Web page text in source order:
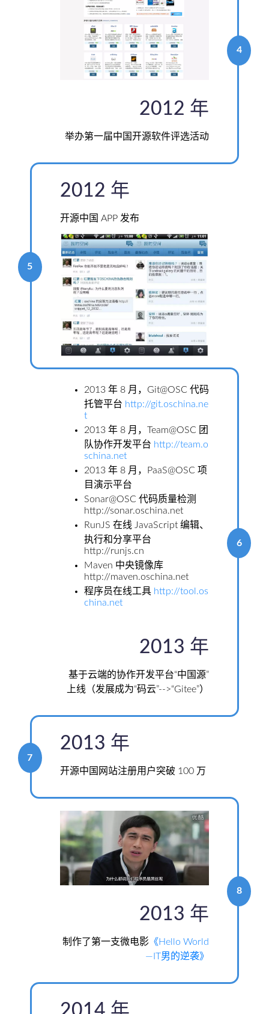
2012 年
举办第一届中国开源软件评选活动
4
5
2012 年
开源中国 APP 发布
2013 年 8 月，Git@OSC 代码
托管平台 http://git.oschina.ne
t
2013 年 8 月，Team@OSC 团
队协作开发平台 http://team.o
schina.net
2013 年 8 月，PaaS@OSC 项
目演示平台
Sonar@OSC 代码质量检测
http://sonar.oschina.net
RunJS 在线 JavaScript 编辑、
执行和分享平台
http://runjs.cn
Maven 中央镜像库
http://maven.oschina.net
程序员在线工具 http://tool.os
china.net
2013 年
基于云端的协作开发平台“中国源”
上线（发展成为“码云”-->“Gitee”）
6
7
2013 年
开源中国网站注册用户突破 100 万
2013 年
制作了第一支微电影 《Hello World
—IT男的逆袭》
8
2014 年